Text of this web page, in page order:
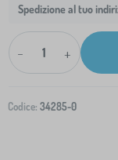
Spedizione al tuo
- +
Codice: 34285-0